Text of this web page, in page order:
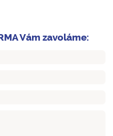
Vám zavoláme: